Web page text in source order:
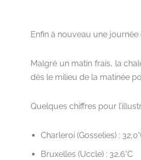
Enfin à nouveau une
Malgré un matin frais, la
dès le milieu de la matinée
Quelques chiffres pour
Charleroi (Gosselies) :
Bruxelles (Uccle) : 32,6°C